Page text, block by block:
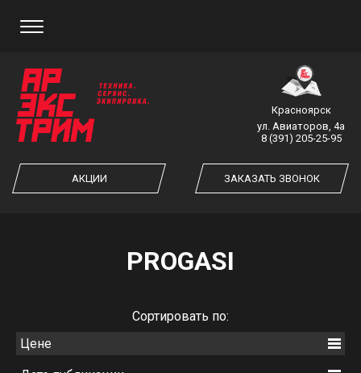
АКЦИИ
Красноярск
ул. Авиаторов, 4а
8 (391) 205-25-95
ЗАКАЗАТЬ ЗВОНОК
ЗАКАЗ ОБРАТНОГО ЗВОНКА
ЗАКАЗАТЬ ЗВОНОК
PROGASI
Cортировать по:
Цене